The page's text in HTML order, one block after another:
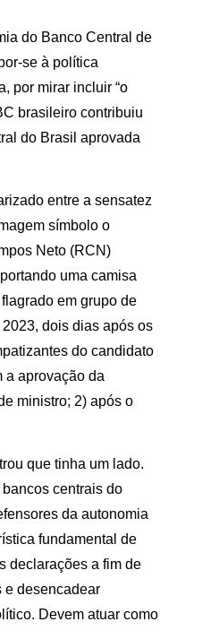
do Banco Central de
se à política
por mirar incluir “o
brasileiro contribuiu
do Brasil aprovada
entre a sensatez
símbolo o
Neto (RCN)
uma camisa
em grupo de
dois dias após os
do candidato
a aprovação da
ministro; 2) após o
que tinha um lado.
centrais do
da autonomia
fundamental de
declarações a fim de
e desencadear
Devem atuar como